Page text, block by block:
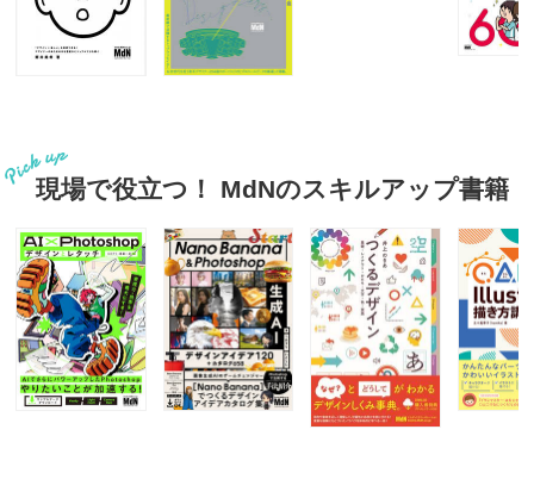
現場で役立つ！ MdNのスキルアップ書籍